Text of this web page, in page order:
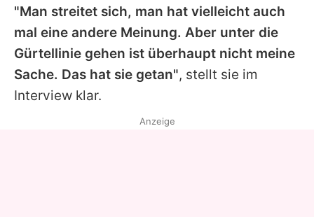
Nutzungsbedingungen
Utiq verwalten
"Man streitet sich, man hat vielleicht auch
mal eine andere Meinung. Aber unter die
Gürtellinie gehen ist überhaupt nicht meine
Sache. Das hat sie getan", stellt sie im
Interview klar.
Anzeige